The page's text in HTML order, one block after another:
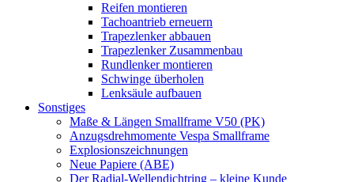
Reifen montieren
Tachoantrieb erneuern
Trapezlenker abbauen
Trapezlenker Zusammenbau
Rundlenker montieren
Schwinge überholen
Lenksäule aufbauen
Sonstiges
Maße & Längen Smallframe V50 (PK)
Anzugsdrehmomente Vespa Smallframe
Explosionszeichnungen
Neue Papiere (ABE)
Der Radial-Wellendichtring – kleine Kunde